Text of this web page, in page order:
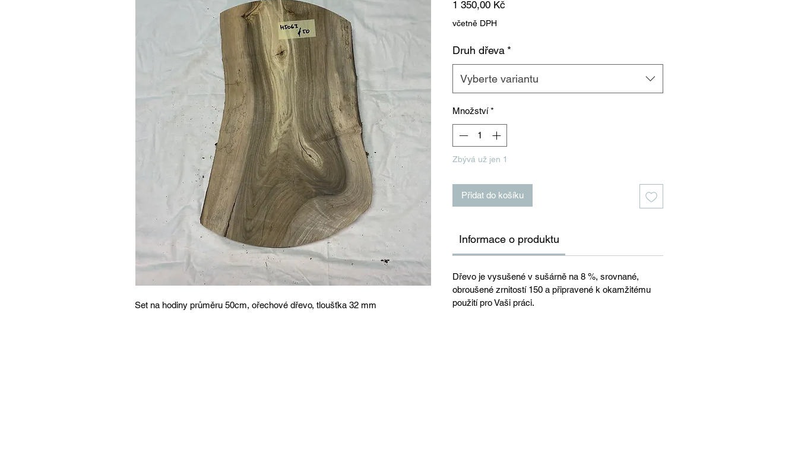
Set na hodiny průměru 50cm, ořechové dřevo, tloušťka 32 mm
1 350,00 Kč
včetně DPH
Druh dřeva *
Vyberte variantu
Množství *
Zbývá už jen 1
Přidat do košíku
Informace o produktu
Dřevo je vysušené v sušárně na 8 %, srovnané,
obroušené zrnitostí 150 a připravené k okamžitému
použití pro Vaši práci.